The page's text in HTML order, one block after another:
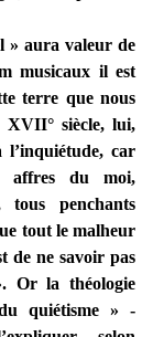
» aura valeur de
musicaux il est
terre que nous
XVII° siècle, lui,
car
affres du moi,
tous penchants
tout le malheur
de ne savoir pas
Or la théologie
quiétisme » -